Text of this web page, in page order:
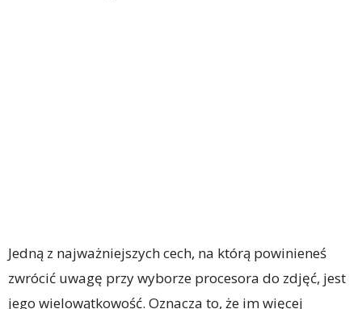
Jedną z najważniejszych cech, na którą powinieneś
zwrócić uwagę przy wyborze procesora do zdjęć, jest
jego wielowątkowość. Oznacza to, że im więcej